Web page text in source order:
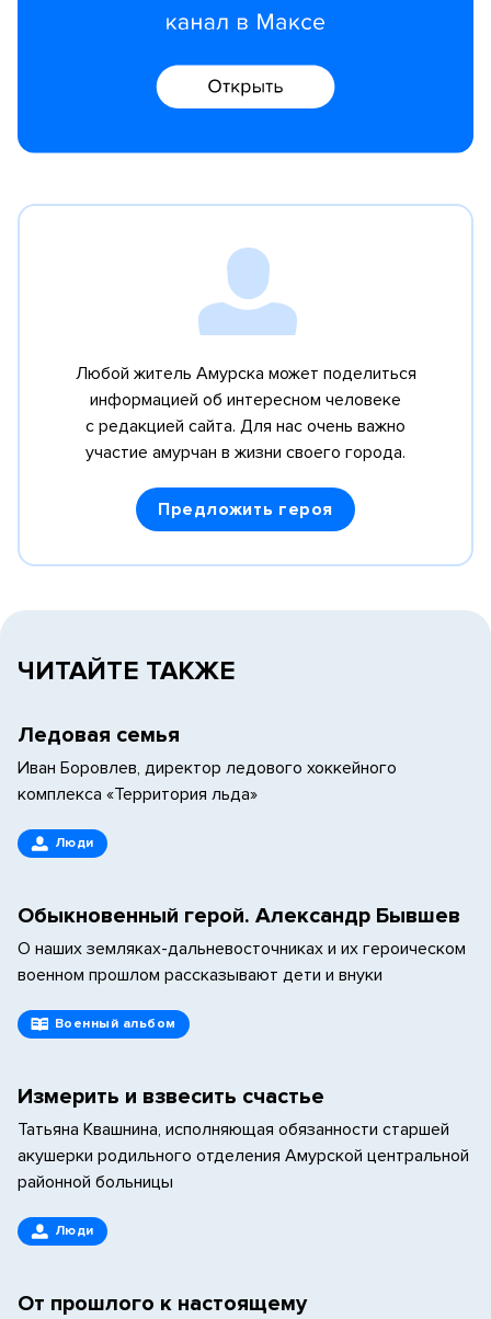
Любой житель Амурска может поделиться
информацией об интересном человеке
с редакцией сайта. Для нас очень важно
участие амурчан в жизни своего города.
Предложить героя
ЧИТАЙТЕ ТАКЖЕ
Ледовая семья
Иван Боровлев, директор ледового хоккейного
комплекса «Территория льда»
Люди
Обыкновенный герой. Александр Бывшев
О наших земляках-дальневосточниках и их героическом
военном прошлом рассказывают дети и внуки
Военный альбом
Измерить и взвесить счастье
Татьяна Квашнина, исполняющая обязанности старшей
акушерки родильного отделения Амурской центральной
районной больницы
Люди
От прошлого к настоящему